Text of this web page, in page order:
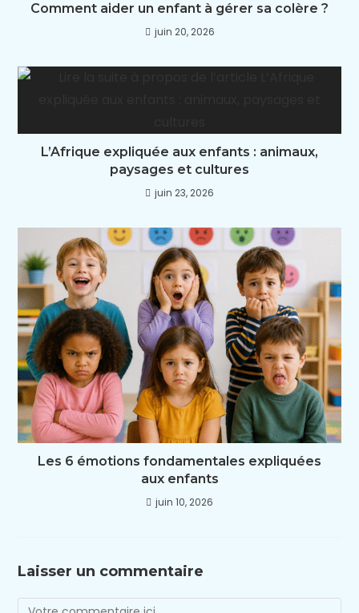
Comment aider un enfant à gérer sa colère ?
juin 20, 2026
L’Afrique expliquée aux enfants : animaux,
paysages et cultures
juin 23, 2026
Les 6 émotions fondamentales expliquées
aux enfants
juin 10, 2026
Laisser un commentaire